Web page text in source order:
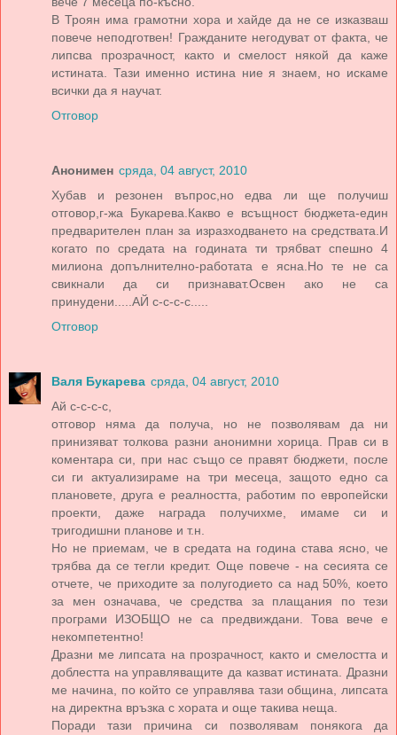
В Троян има грамотни хора и хайде да не се изказваш
повече неподготвен! Гражданите негодуват от факта, че
липсва прозрачност, както и смелост някой да каже
истината. Тази именно истина ние я знаем, но искаме
всички да я научат.
Отговор
Анонимен сряда, 04 август, 2010
Хубав и резонен въпрос,но едва ли ще получиш
отговор,г-жа Букарева.Какво е всъщност бюджета-един
предварителен план за изразходването на средствата.И
когато по средата на годината ти трябват спешно 4
милиона допълнително-работата е ясна.Но те не са
свикнали да си признават.Освен ако не са
принудени.....АЙ с-с-с-с.....
Отговор
Валя Букарева сряда, 04 август, 2010
Ай с-с-с-с,
отговор няма да получа, но не позволявам да ни
принизяват толкова разни анонимни хорица. Прав си в
коментара си, при нас също се правят бюджети, после
си ги актуализираме на три месеца, защото едно са
плановете, друга е реалността, работим по европейски
проекти, даже награда получихме, имаме си и
тригодишни планове и т.н.
Но не приемам, че в средата на година става ясно, че
трябва да се тегли кредит. Още повече - на сесията се
отчете, че приходите за полугодието са над 50%, което
за мен означава, че средства за плащания по тези
програми ИЗОБЩО не са предвиждани. Това вече е
некомпетентно!
Дразни ме липсата на прозрачност, както и смелостта и
доблестта на управляващите да казват истината. Дразни
ме начина, по който се управлява тази община, липсата
на директна връзка с хората и още такива неща.
Поради тази причина си позволявам понякога да